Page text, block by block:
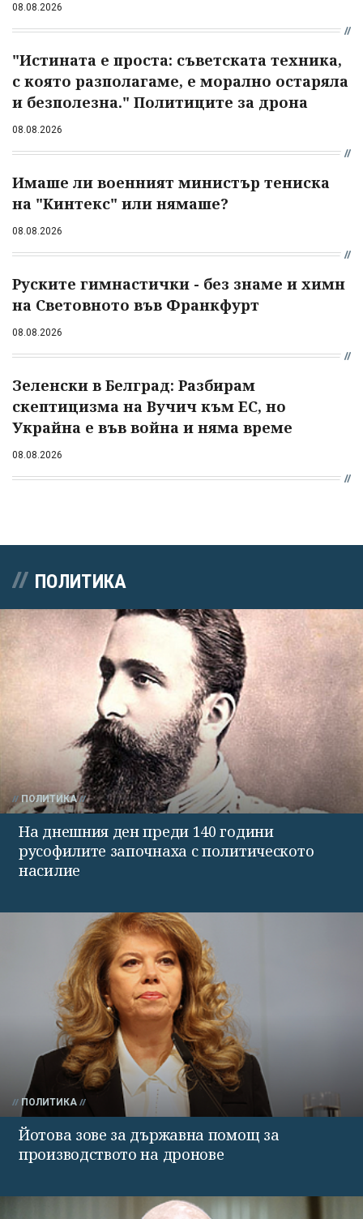
08.08.2026
"Истината е проста: съветската техника,
с която разполагаме, е морално остаряла
и безполезна." Политиците за дрона
08.08.2026
Имаше ли военният министър тениска
на "Кинтекс" или нямаше?
08.08.2026
Руските гимнастички - без знаме и химн
на Световното във Франкфурт
08.08.2026
Зеленски в Белград: Разбирам
скептицизма на Вучич към ЕС, но
Украйна е във война и няма време
08.08.2026
ПОЛИТИКА
ПОЛИТИКА
На днешния ден преди 140 години
русофилите започнаха с политическото
насилие
ПОЛИТИКА
Йотова зове за държавна помощ за
производството на дронове